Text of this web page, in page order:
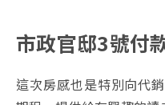
市政官邸3號付
這次房感也是特別向代